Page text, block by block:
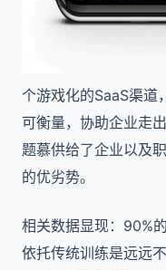
个游戏化的SaaS渠道
可衡量，协助企业走
题慕供给了企业以及
的优劣势。
相关数据显现：90%
依托传统训练是远远